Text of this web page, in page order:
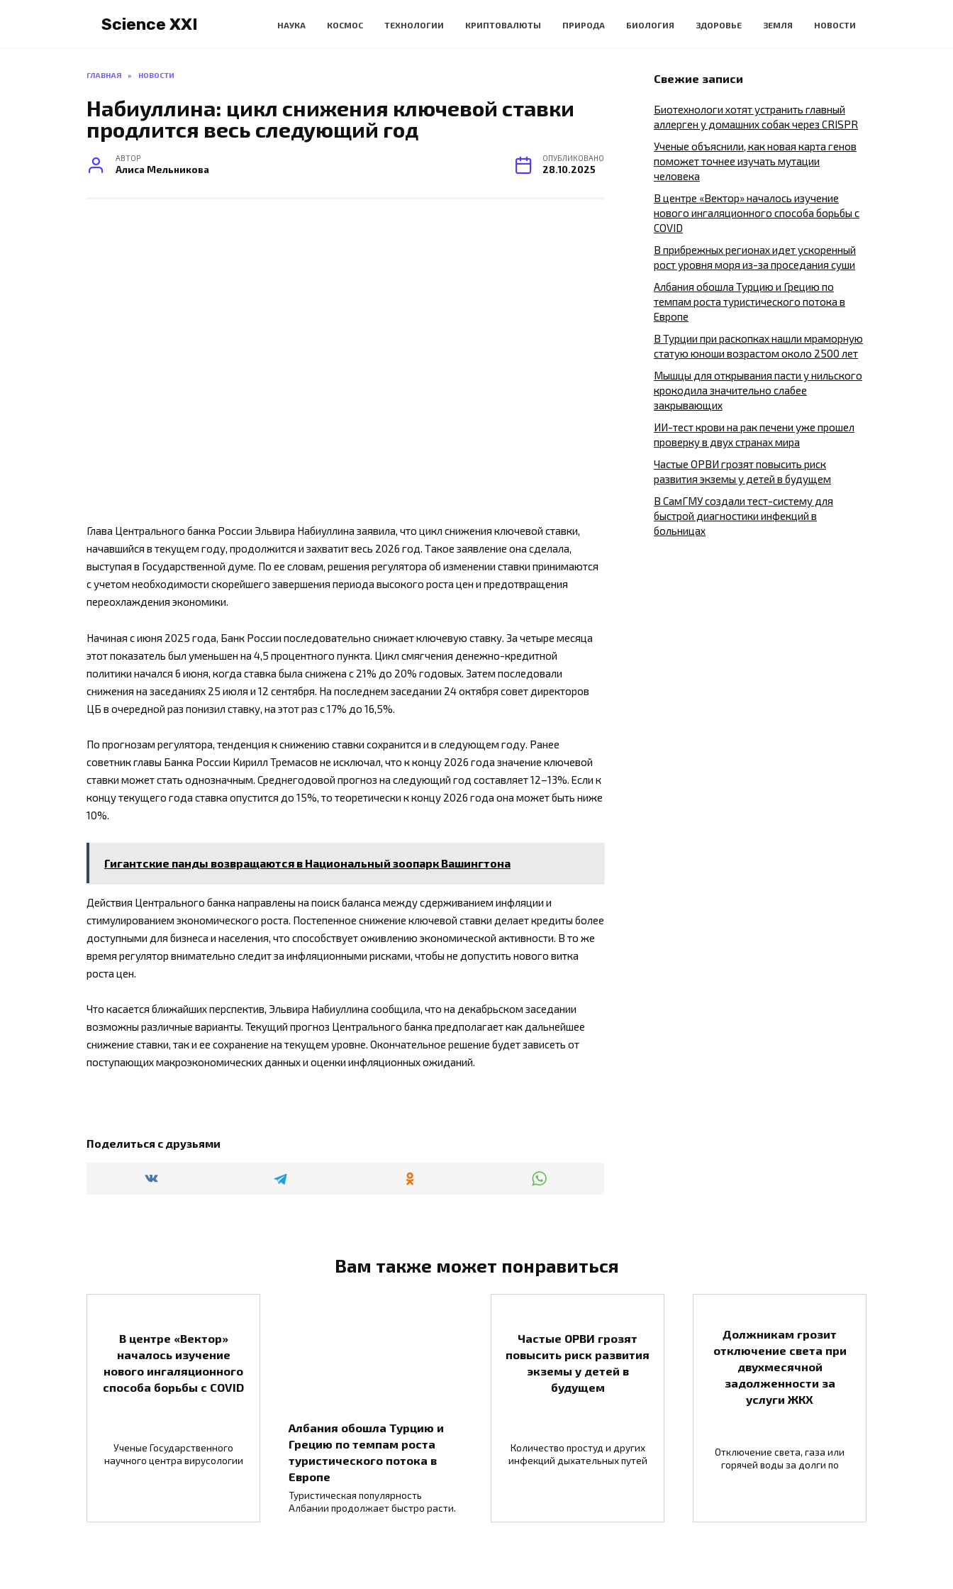
Science XXI НАУКА КОСМОС ТЕХНОЛОГИИ КРИПТОВАЛЮТЫ ПРИРОДА БИОЛОГИЯ ЗДОРОВЬЕ ЗЕМЛЯ НОВОСТИ
ГЛАВНАЯ » НОВОСТИ
Набиуллина: цикл снижения ключевой ставки
продлится весь следующий год
АВТОР
Алиса Мельникова
ОПУБЛИКОВАНО
28.10.2025
Глава Центрального банка России Эльвира Набиуллина заявила, что цикл снижения ключевой ставки,
начавшийся в текущем году, продолжится и захватит весь 2026 год. Такое заявление она сделала,
выступая в Государственной думе. По ее словам, решения регулятора об изменении ставки принимаются
с учетом необходимости скорейшего завершения периода высокого роста цен и предотвращения
переохлаждения экономики.
Начиная с июня 2025 года, Банк России последовательно снижает ключевую ставку. За четыре месяца
этот показатель был уменьшен на 4,5 процентного пункта. Цикл смягчения денежно-кредитной
политики начался 6 июня, когда ставка была снижена с 21% до 20% годовых. Затем последовали
снижения на заседаниях 25 июля и 12 сентября. На последнем заседании 24 октября совет директоров
ЦБ в очередной раз понизил ставку, на этот раз с 17% до 16,5%.
По прогнозам регулятора, тенденция к снижению ставки сохранится и в следующем году. Ранее
советник главы Банка России Кирилл Тремасов не исключал, что к концу 2026 года значение ключевой
ставки может стать однозначным. Среднегодовой прогноз на следующий год составляет 12–13%. Если к
концу текущего года ставка опустится до 15%, то теоретически к концу 2026 года она может быть ниже
10%.
Гигантские панды возвращаются в Национальный зоопарк Вашингтона
Действия Центрального банка направлены на поиск баланса между сдерживанием инфляции и
стимулированием экономического роста. Постепенное снижение ключевой ставки делает кредиты более
доступными для бизнеса и населения, что способствует оживлению экономической активности. В то же
время регулятор внимательно следит за инфляционными рисками, чтобы не допустить нового витка
роста цен.
Что касается ближайших перспектив, Эльвира Набиуллина сообщила, что на декабрьском заседании
возможны различные варианты. Текущий прогноз Центрального банка предполагает как дальнейшее
снижение ставки, так и ее сохранение на текущем уровне. Окончательное решение будет зависеть от
поступающих макроэкономических данных и оценки инфляционных ожиданий.
Поделиться с друзьями
Свежие записи
Биотехнологи хотят устранить главный
аллерген у домашних собак через CRISPR
Ученые объяснили, как новая карта генов
поможет точнее изучать мутации
человека
В центре «Вектор» началось изучение
нового ингаляционного способа борьбы с
COVID
В прибрежных регионах идет ускоренный
рост уровня моря из-за проседания суши
Албания обошла Турцию и Грецию по
темпам роста туристического потока в
Европе
В Турции при раскопках нашли мраморную
статую юноши возрастом около 2500 лет
Мышцы для открывания пасти у нильского
крокодила значительно слабее
закрывающих
ИИ-тест крови на рак печени уже прошел
проверку в двух странах мира
Частые ОРВИ грозят повысить риск
развития экземы у детей в будущем
В СамГМУ создали тест-систему для
быстрой диагностики инфекций в
больницах
Вам также может понравиться
В центре «Вектор»
началось изучение
нового ингаляционного
способа борьбы с COVID
Ученые Государственного
научного центра вирусологии
Албания обошла Турцию и
Грецию по темпам роста
туристического потока в
Европе
Туристическая популярность
Албании продолжает быстро расти.
Частые ОРВИ грозят
повысить риск развития
экземы у детей в
будущем
Количество простуд и других
инфекций дыхательных путей
Должникам грозит
отключение света при
двухмесячной
задолженности за
услуги ЖКХ
Отключение света, газа или
горячей воды за долги по